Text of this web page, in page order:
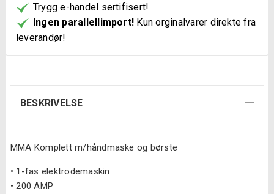
Trygg e-handel sertifisert!
Ingen parallellimport! Kun orginalvarer direkte fra
leverandør!
BESKRIVELSE
MMA Komplett m/håndmaske og børste
• 1-fas elektrodemaskin
•200 AMP